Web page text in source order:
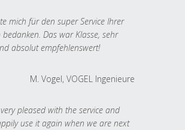
mich für den super Service Ihrer
Das war Klasse, sehr
absolut empfehlenswert!
M. Vogel, VOGEL Ingenieure
pleased with the service and
use it again when we are next